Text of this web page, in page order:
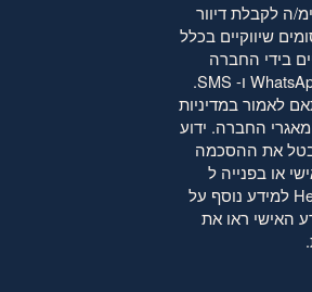
ה לקבלת דיוור
שיווקיים בכלל
בידי החברה
ובכלל זה דוא"ל, WhatsApp ו- SMS.
לאמורבמדיניות
החברה. ידוע
את ההסכמה
או בפנייה ל
למידע נוסף על
האישי ראו את
.